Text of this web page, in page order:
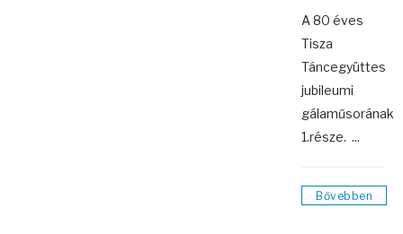
A 80 éves
Tisza
Táncegyüttes
jubileumi
gálaműsorának
1.része. ...
Bővebben